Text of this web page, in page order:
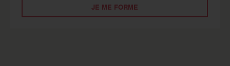
JE ME FORME